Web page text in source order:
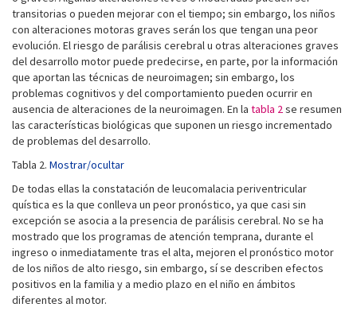
transitorias o pueden mejorar con el tiempo; sin embargo, los niños
con alteraciones motoras graves serán los que tengan una peor
evolución. El riesgo de parálisis cerebral u otras alteraciones graves
del desarrollo motor puede predecirse, en parte, por la información
que aportan las técnicas de neuroimagen; sin embargo, los
problemas cognitivos y del comportamiento pueden ocurrir en
ausencia de alteraciones de la neuroimagen. En la tabla 2se resumen
las características biológicas que suponen un riesgo incrementado
de problemas del desarrollo.
Tabla 2. Mostrar/ocultar
De todas ellas la constatación de leucomalacia periventricular
quística es la que conlleva un peor pronóstico, ya que casi sin
excepción se asocia a la presencia de parálisis cerebral. No se ha
mostrado que los programas de atención temprana, durante el
ingreso o inmediatamente tras el alta, mejoren el pronóstico motor
de los niños de alto riesgo, sin embargo, sí se describen efectos
positivos en la familia y a medio plazo en el niño en ámbitos
diferentes al motor.